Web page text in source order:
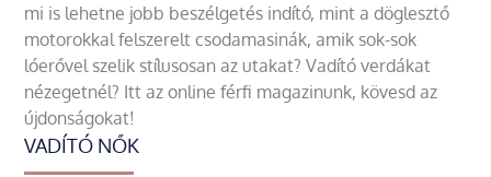
mi is lehetne jobb beszélgetés indító, mint a döglesztő
motorokkal felszerelt csodamasinák, amik sok-sok
lóerővel szelik stílusosan az utakat? Vadító verdákat
nézegetnél? Itt az online férfi magazinunk, kövesd az
újdonságokat!
VADÍTÓ NŐK